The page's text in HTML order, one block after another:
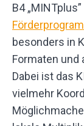
B4
besonders in
Formaten und
Dabei ist das
vielmehr